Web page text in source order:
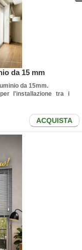
da 15 mm
da 15mm.
l'installazione tra i
ACQUISTA